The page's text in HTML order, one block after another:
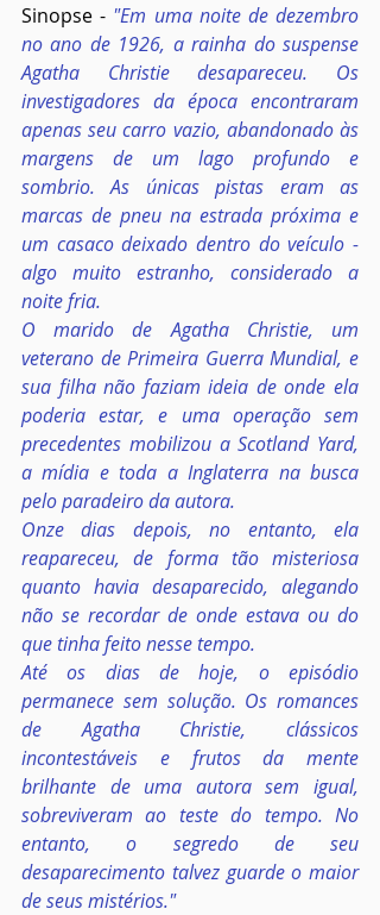
Sinopse - "Em uma noite de dezembro
no ano de 1926, a rainha do suspense
Agatha Christie desapareceu. Os
investigadores da época encontraram
apenas seu carro vazio, abandonado às
margens de um lago profundo e
sombrio. As únicas pistas eram as
marcas de pneu na estrada próxima e
um casaco deixado dentro do veículo -
algo muito estranho, considerado a
noite fria.
O marido de Agatha Christie, um
veterano de Primeira Guerra Mundial, e
sua filha não faziam ideia de onde ela
poderia estar, e uma operação sem
precedentes mobilizou a Scotland Yard,
a mídia e toda a Inglaterra na busca
pelo paradeiro da autora.
Onze dias depois, no entanto, ela
reapareceu, de forma tão misteriosa
quanto havia desaparecido, alegando
não se recordar de onde estava ou do
que tinha feito nesse tempo.
Até os dias de hoje, o episódio
permanece sem solução. Os romances
de Agatha Christie, clássicos
incontestáveis e frutos da mente
brilhante de uma autora sem igual,
sobreviveram ao teste do tempo. No
entanto, o segredo de seu
desaparecimento talvez guarde o maior
de seus mistérios."